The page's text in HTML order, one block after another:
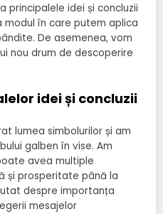
principalele idei și concluzii
modul în care putem aplica
De asemenea, vom
nou drum de descoperire
idei și concluzii
lumea simbolurilor și am
galben în vise. Am
avea multiple
și prosperitate până la
despre importanța
mesajelor